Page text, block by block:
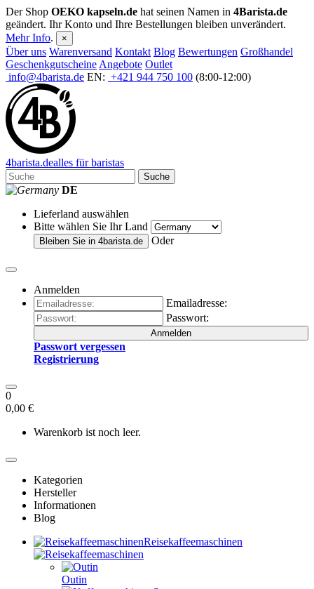
Der Shop OEKO kapseln.de hat seinen Namen in 4Barista.de
geändert. Ihr Konto und Ihre Bestellungen bleiben unverändert.
Mehr Info. ×
Über uns Warenversand Kontakt Blog Bewertungen Großhandel
Geschenkgutscheine Angebote Outlet
info@4barista.de EN: +421 944 750 100 (8:00-12:00)
4barista.dealles für baristas
Suche
DE
Lieferland auswählen
Bitte wählen Sie Ihr Land
Bleiben Sie in 4barista.de Oder
Anmelden
Emailadresse:
Passwort:
Anmelden
Passwort vergessen
Registrierung
0
0,00 €
Warenkorb ist noch leer.
Kategorien
Hersteller
Informationen
Blog
Reisekaffeemaschinen
Outin